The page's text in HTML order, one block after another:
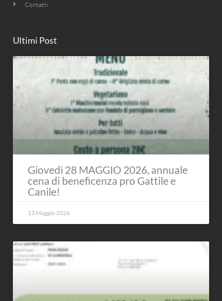
Contatti
Ultimi Post
Giovedì 28 MAGGIO 2026, annuale
cena di beneficenza pro Gattile e
Canile!
13 Maggio 2026